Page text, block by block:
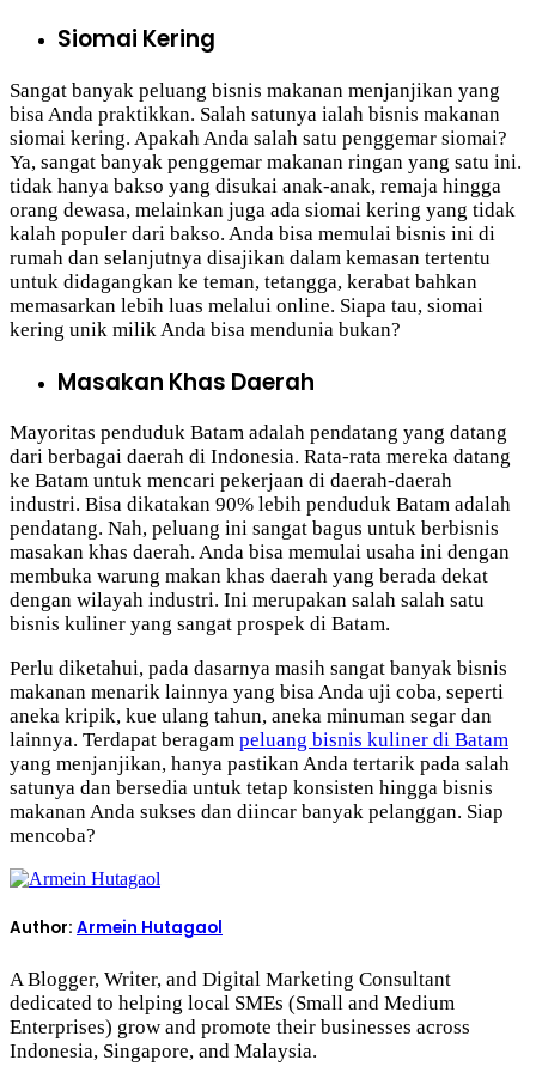
Siomai Kering
Sangat banyak peluang bisnis makanan menjanjikan yang
bisa Anda praktikkan. Salah satunya ialah bisnis makanan
siomai kering. Apakah Anda salah satu penggemar siomai?
Ya, sangat banyak penggemar makanan ringan yang satu ini.
tidak hanya bakso yang disukai anak-anak, remaja hingga
orang dewasa, melainkan juga ada siomai kering yang tidak
kalah populer dari bakso. Anda bisa memulai bisnis ini di
rumah dan selanjutnya disajikan dalam kemasan tertentu
untuk didagangkan ke teman, tetangga, kerabat bahkan
memasarkan lebih luas melalui online. Siapa tau, siomai
kering unik milik Anda bisa mendunia bukan?
Masakan Khas Daerah
Mayoritas penduduk Batam adalah pendatang yang datang
dari berbagai daerah di Indonesia. Rata-rata mereka datang
ke Batam untuk mencari pekerjaan di daerah-daerah
industri. Bisa dikatakan 90% lebih penduduk Batam adalah
pendatang. Nah, peluang ini sangat bagus untuk berbisnis
masakan khas daerah. Anda bisa memulai usaha ini dengan
membuka warung makan khas daerah yang berada dekat
dengan wilayah industri. Ini merupakan salah salah satu
bisnis kuliner yang sangat prospek di Batam.
Perlu diketahui, pada dasarnya masih sangat banyak bisnis
makanan menarik lainnya yang bisa Anda uji coba, seperti
aneka kripik, kue ulang tahun, aneka minuman segar dan
lainnya. Terdapat beragam peluang bisnis kuliner di Batam
yang menjanjikan, hanya pastikan Anda tertarik pada salah
satunya dan bersedia untuk tetap konsisten hingga bisnis
makanan Anda sukses dan diincar banyak pelanggan. Siap
mencoba?
Author: Armein Hutagaol
A Blogger, Writer, and Digital Marketing Consultant
dedicated to helping local SMEs (Small and Medium
Enterprises) grow and promote their businesses across
Indonesia, Singapore, and Malaysia.